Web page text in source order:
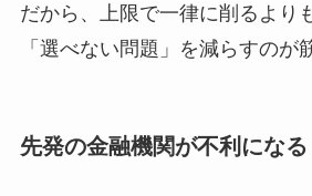
だから、上限で一律に削るより
「選べない問題」を減らすのが
先発の金融機関が不利になる